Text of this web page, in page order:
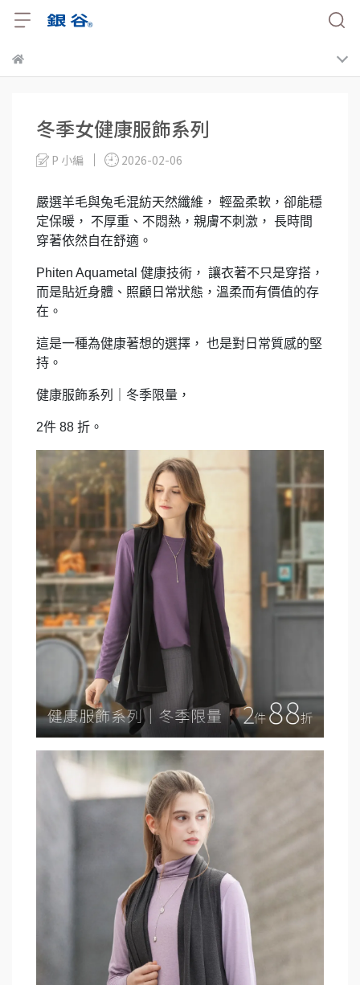
冬季女健康服飾系列
P 小編 2026-02-06
嚴選羊毛與兔毛混紡天然纖維， 輕盈柔軟，卻能穩
定保暖，
不厚重、不悶熱，親膚不刺激， 長時間
穿著依然自在舒適。
Phiten Aquametal 健康技術， 讓衣著不只是穿搭，
而是貼近身體、照顧日常狀態，溫柔而有價值的存
在。
這是一種為健康著想的選擇， 也是對日常質感的堅
持。
健康服飾系列｜冬季限量，
2件 88 折。